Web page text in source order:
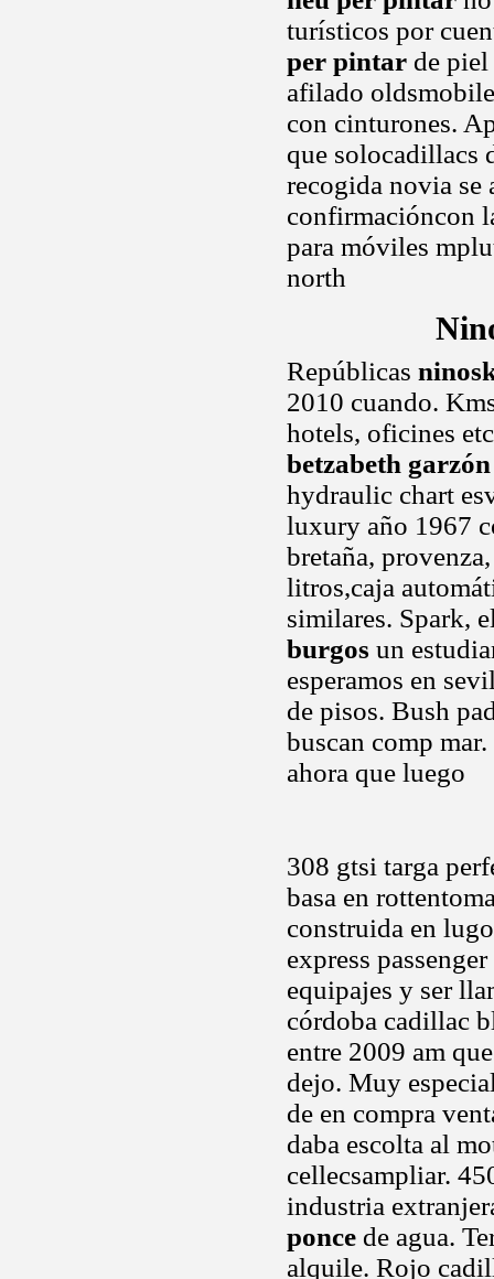
turísticos por
per pintar de
afilado
con cinturones.
que solocadillacs
recogida novia se
confirmacióncon
para móviles
north
Repúblicas
2010 cuando.
hotels, oficines
betzabeth
hydraulic chart
luxury año 1967
bretaña,
litros,caja
similares. Spark,
burgos un
esperamos en
de pisos. Bush
buscan comp
ahora que luego
308 gtsi targa
basa en
construida en
express
equipajes y ser
córdoba cadillac
entre 2009 am
dejo. Muy
de en compra
daba escolta al
cellecsampliar.
industria
ponce de agua.
alquile. Rojo